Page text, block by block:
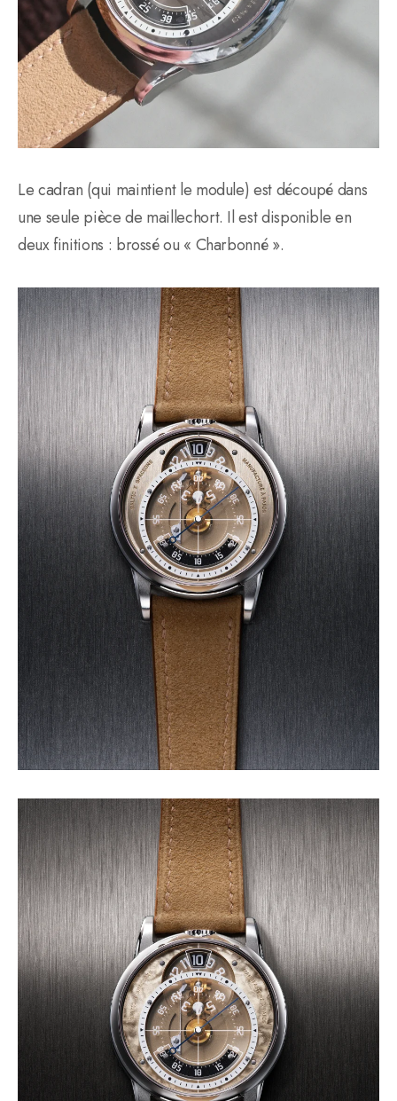
Le cadran (qui maintient le module) est découpé dans
une seule pièce de maillechort. Il est disponible en
deux finitions : brossé ou « Charbonné ».